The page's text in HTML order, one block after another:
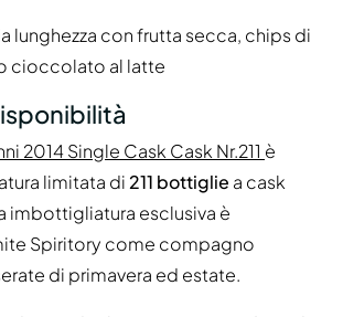
lunghezza con frutta secca, chips di
cioccolato al latte
2014 Single Cask Cask Nr.211 è
limitata di 211 bottiglie a cask
imbottigliatura esclusiva è
Spiritory come compagno
di primavera ed estate.